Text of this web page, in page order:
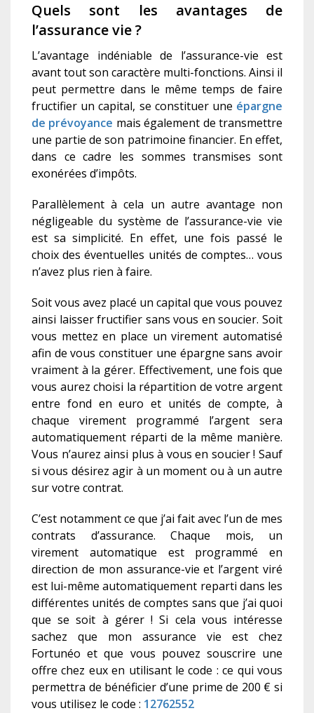
Quels sont les avantages de
l’assurance vie ?
L’avantage indéniable de l’assurance-vie est
avant tout son caractère multi-fonctions. Ainsi il
peut permettre dans le même temps de faire
fructifier un capital, se constituer une épargne
de prévoyance mais également de transmettre
une partie de son patrimoine financier. En effet,
dans ce cadre les sommes transmises sont
exonérées d’impôts.
Parallèlement à cela un autre avantage non
négligeable du système de l’assurance-vie vie
est sa simplicité. En effet, une fois passé le
choix des éventuelles unités de comptes… vous
n’avez plus rien à faire.
Soit vous avez placé un capital que vous pouvez
ainsi laisser fructifier sans vous en soucier. Soit
vous mettez en place un virement automatisé
afin de vous constituer une épargne sans avoir
vraiment à la gérer. Effectivement, une fois que
vous aurez choisi la répartition de votre argent
entre fond en euro et unités de compte, à
chaque virement programmé l’argent sera
automatiquement réparti de la même manière.
Vous n’aurez ainsi plus à vous en soucier ! Sauf
si vous désirez agir à un moment ou à un autre
sur votre contrat.
C’est notamment ce que j’ai fait avec l’un de mes
contrats d’assurance. Chaque mois, un
virement automatique est programmé en
direction de mon assurance-vie et l’argent viré
est lui-même automatiquement reparti dans les
différentes unités de comptes sans que j’ai quoi
que se soit à gérer ! Si cela vous intéresse
sachez que mon assurance vie est chez
Fortunéo et que vous pouvez souscrire une
offre chez eux en utilisant le code : ce qui vous
permettra de bénéficier d’une prime de 200 € si
vous utilisez le code : 12762552